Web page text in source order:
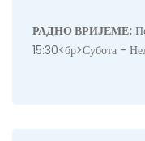
РАДНО ВРИЈЕМЕ:
15:30<бр>Субота -